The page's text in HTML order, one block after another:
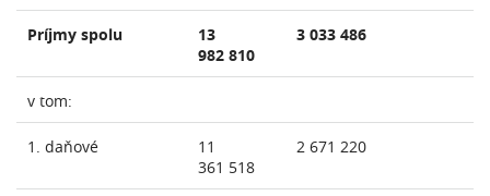
Príjmy spolu
13
982 810
3 033 486
v tom:
1. daňové
11
361 518
2 671 220